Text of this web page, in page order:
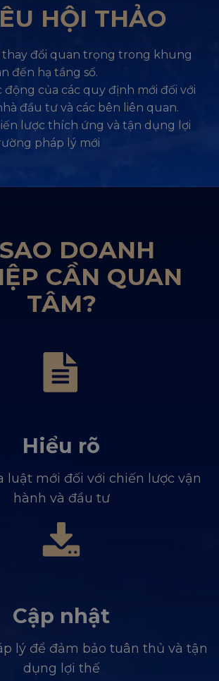
HỘI THẢO
thay đổi quan trọng trong khung
đến hạ tầng số.
động của các quy định mới đối với
đầu tư và các bên liên quan.
lược thích ứng và tận dụng lợi
pháp lý mới
DOANH
CẦN QUAN
TÂM?
Hiểu rõ
luật mới đối với chiến lược vận
hành và đầu tư
Cập nhật
lý để đảm bảo tuân thủ và tận
dụng lợi thế